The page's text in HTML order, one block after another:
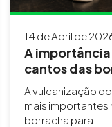
14 de Abril de
A
cantos das
A vulcanização
mais importantes
borracha para...